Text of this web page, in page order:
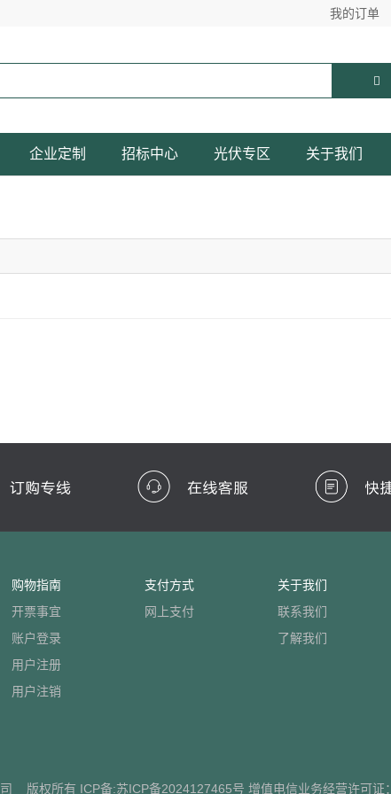
我的订单
企业定制 招标中心 光伏专区 关于我们
购物指南
开票事宜
账户登录
用户注册
用户注销
支付方式
网上支付
关于我们
联系我们
了解我们
版权所有 ICP备:苏ICP备2024127465号 增值电信业务经营许可证：